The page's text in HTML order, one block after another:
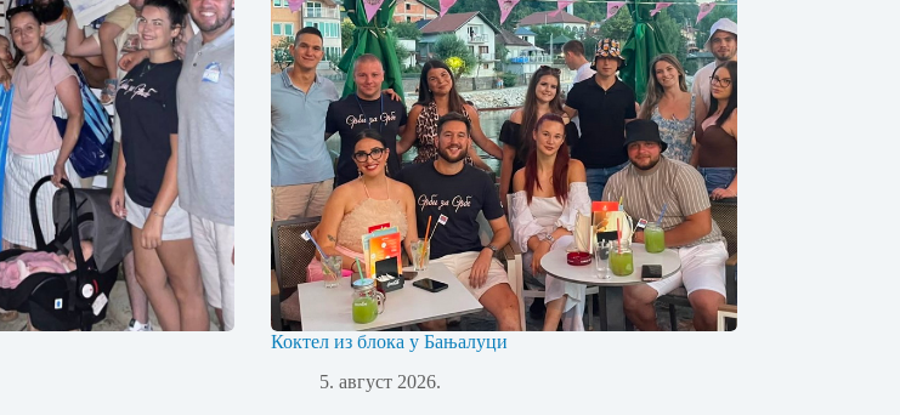
Коктел из блока у Бањалуци
5. август 2026.